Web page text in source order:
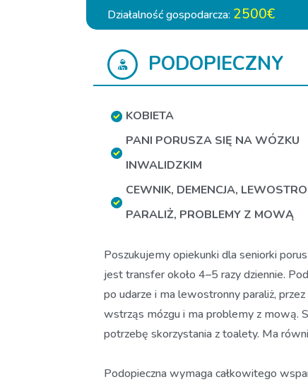
Działalność gospodarcza: 2500€
PODOPIECZNY
KOBIETA
PANI PORUSZA SIĘ NA WÓZKU
INWALIDZKIM
CEWNIK, DEMENCJA,
PARALIŻ, PROBLEMY Z MOWĄ
Poszukujemy opiekunki dla seniorki
jest transfer około 4–5 razy dziennie.
po udarze i ma lewostronny paraliż,
wstrząs mózgu i ma problemy z mową.
potrzebę skorzystania z toalety. Ma
Podopieczna wymaga całkowitego